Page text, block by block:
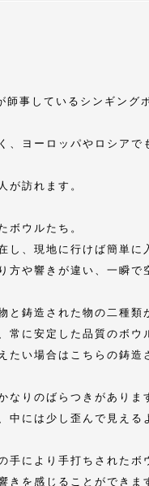
事しているシンギング
ヨーロッパやロシアで
が訪れます。
ボウルたち。
、現地に行けば簡単
や響きが違い、一瞬で
鋳造された物の二種類
に安定した品質のボウ
い場合はこちらの鋳造
なりのばらつきがありま
には少し歪んで見える
手により手打ちされた
きを感じることができま